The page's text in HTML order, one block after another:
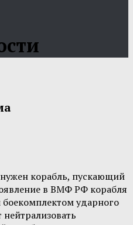
корабль, пускающий
в ВМФ РФ корабля
ударного